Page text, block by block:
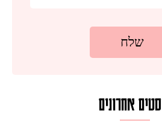
אחרונים